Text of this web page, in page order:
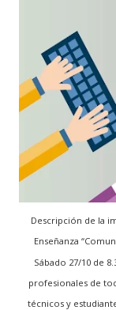
Descripción de la
Enseñanza
Sábado 27/10 de
profesionales de
técnicos y